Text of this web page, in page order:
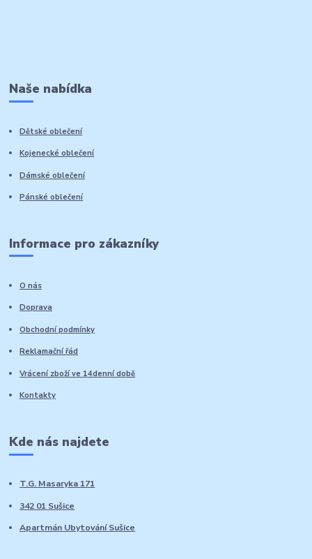
Naše nabídka
Dětské oblečení
Kojenecké oblečení
Dámské oblečení
Pánské oblečení
Informace pro zákazníky
O nás
Doprava
Obchodní podmínky
Reklamační řád
Vrácení zboží ve 14denní době
Kontakty
Kde nás najdete
T.G. Masaryka 171
342 01 Sušice
Apartmán Ubytování Sušice